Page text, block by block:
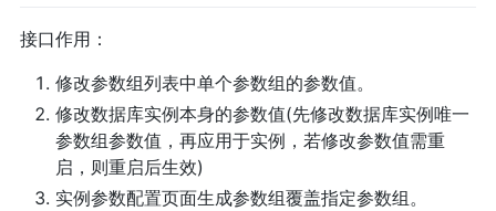
接口作用：
修改参数组列表中单个参数组的参数值。
修改数据库实例本身的参数值(先修改数据库实例唯一
参数组参数值，再应用于实例，若修改参数值需重
启，则重启后生效)
实例参数配置页面生成参数组覆盖指定参数组。